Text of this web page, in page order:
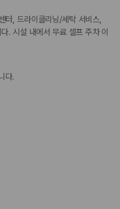
터, 드라이클리닝/세탁 서비스,
. 시설 내에서 무료 셀프 주차 이
다.